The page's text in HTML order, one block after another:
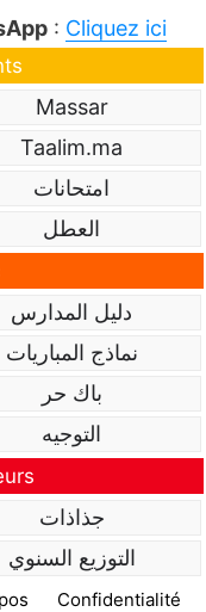
: Cliquez ici
Massar
Taalim.ma
امتحانات
العطل
دليل المدارس
نماذج المباريات
باك حر
التوجيه
جذاذات
التوزيع السنوي
Confidentialité